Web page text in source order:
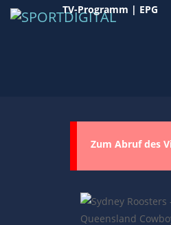
TV-Programm | EPG
Zum Abruf des